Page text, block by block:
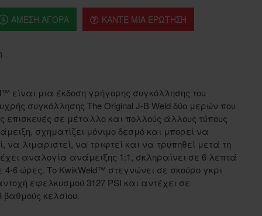
ΆΜΕΣΗ ΑΓΟΡΆ ΚΆΝΤΕ ΜΙΑ ΕΡΏΤΗΣΗ
είναι μια έκδοση γρήγορης συγκόλλησης του
συγκόλλησης The Original J-B Weld δύο μερών που
επισκευές σε μέταλλο και πολλούς άλλους τύπους
σχηματίζει μόνιμο δεσμό και μπορεί να
να λιμαριστεί, να τριφτεί και να τρυπηθεί μετά τη
αναλογία ανάμειξης 1:1, σκληραίνει σε 6 λεπτά
4-6 ώρες. Το KwikWeld™ στεγνώνει σε σκούρο γκρι
εφελκυσμού 3127 PSI και αντέχει σε
κελσίου.